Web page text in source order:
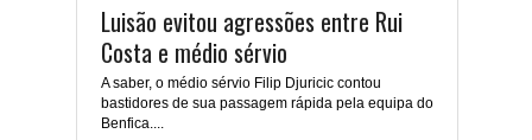
Luisão evitou agressões entre Rui
Costa e médio sérvio
A saber, o médio sérvio Filip Djuricic contou
bastidores de sua passagem rápida pela equipa do
Benfica....